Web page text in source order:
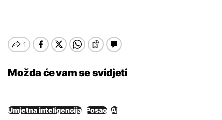
Možda će vam se svidjeti
Umjetna inteligencija Posao AI